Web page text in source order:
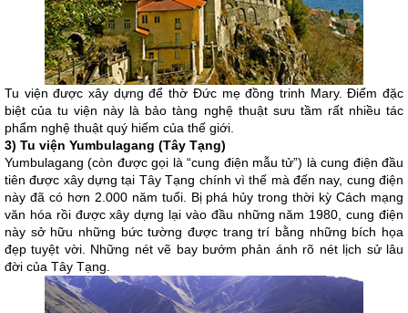
Tu viện được xây dựng để thờ Đức mẹ đồng trinh Mary. Điểm đặc
biệt của tu viện này là bảo tàng nghệ thuật sưu tầm rất nhiều tác
phẩm nghệ thuật quý hiếm của thế giới.
3) Tu viện Yumbulagang (Tây Tạng)
Yumbulagang (còn được gọi là “cung điện mẫu tử”) là cung điện đầu
tiên được xây dựng tại Tây Tạng chính vì thế mà đến nay, cung điện
này đã có hơn 2.000 năm tuổi. Bị phá hủy trong thời kỳ Cách mạng
văn hóa rồi được xây dựng lại vào đầu những năm 1980, cung điện
này sở hữu những bức tường được trang trí bằng những bích họa
đẹp tuyệt vời. Những nét vẽ bay bướm phản ánh rõ nét lịch sử lâu
đời của Tây Tạng.